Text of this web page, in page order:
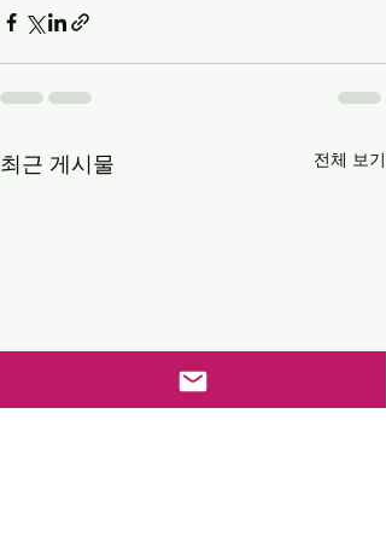
최근 게시물 전체 보기